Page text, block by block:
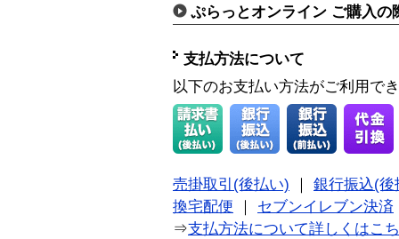
ぷらっとオンライン ご購入の
支払方法について
以下のお支払い方法がご利用で
売掛取引(後払い)
銀行振込(後
換宅配便
セブンイレブン決済
⇒支払方法について詳しくはこ